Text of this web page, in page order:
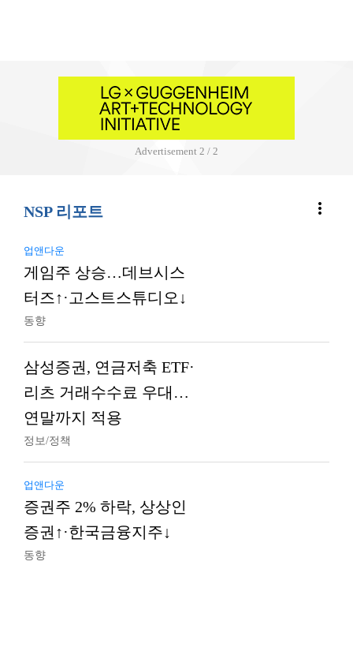
Advertisement 2 / 2
NSP 리포트 more_vert
업앤다운
게임주 상승…데브시스
터즈↑·고스트스튜디오↓
동향
삼성증권, 연금저축 ETF·
리츠 거래수수료 우대…
연말까지 적용
정보/정책
업앤다운
증권주 2% 하락, 상상인
증권↑·한국금융지주↓
동향